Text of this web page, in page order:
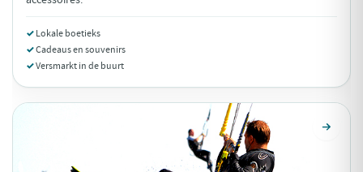
Lokale boetieks
Cadeaus en souvenirs
Versmarkt in de buurt